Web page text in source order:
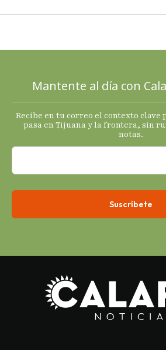
2025 con
termómetro
s
económicos.
Mantente al día con
Recibe en tu correo el contexto clave
pasa en Tijuana y la frontera, sin
notas.